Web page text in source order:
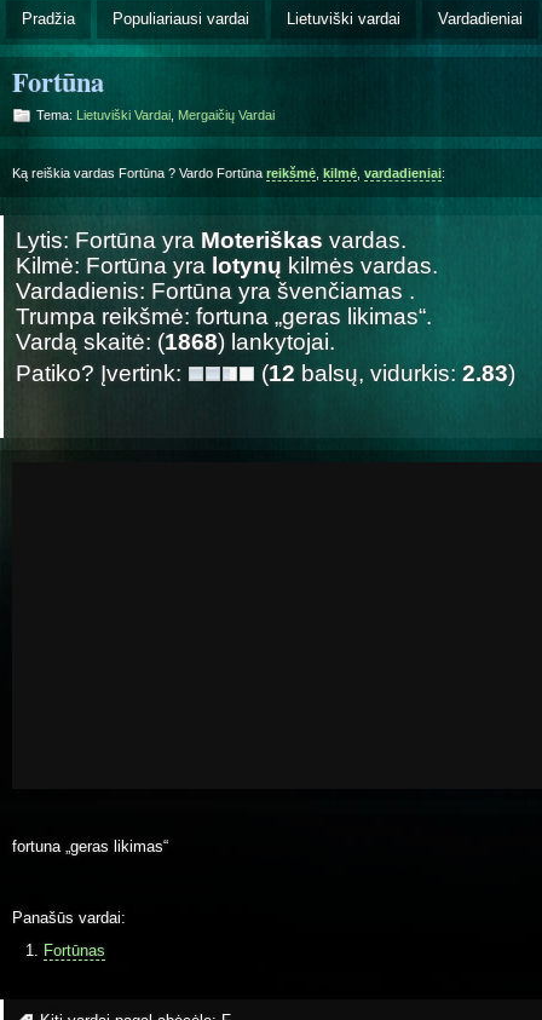
Pradžia Populiariausi vardai Lietuviški vardai Vardadieniai
Fortūna
Tema: Lietuviški Vardai Mergaičių Vardai
Ką reiškia vardas Fortūna ? Vardo Fortūna reikšmė kilmė vardadieniai:
Lytis: Fortūna yra Moteriškas vardas.
Kilmė: Fortūna yra lotynų kilmės vardas.
Vardadienis: Fortūna yra švenčiamas .
Trumpa reikšmė: fortuna „geras likimas“.
Vardą skaitė: (1868) lankytojai.
Patiko? Įvertink:
(12 balsų, vidurkis: 2.83)
fortuna „geras likimas“
Panašūs vardai:
Fortūnas